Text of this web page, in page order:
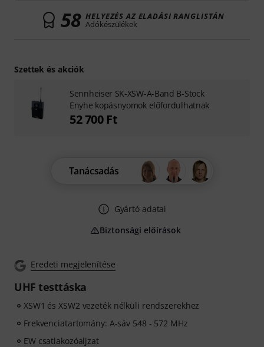
Eredeti megjelenítése
UHF testtáska
XSW1 és XSW2 vezeték nélküli rendszerekhez
Frekvenciatartomány: A-sáv 548 - 572 MHz
EW csatlakozóaljzat
58 HELYEZÉS AZ ELADÁSI RANGLISTÁN
Adókészülékek
Tanácsadás
Gyártó adatai
Biztonsági előírások
Szettek és akciók
Sennheiser SK-XSW-A-Band B-Stock
Enyhe kopásnyomok előfordulhatnak
52 700 Ft